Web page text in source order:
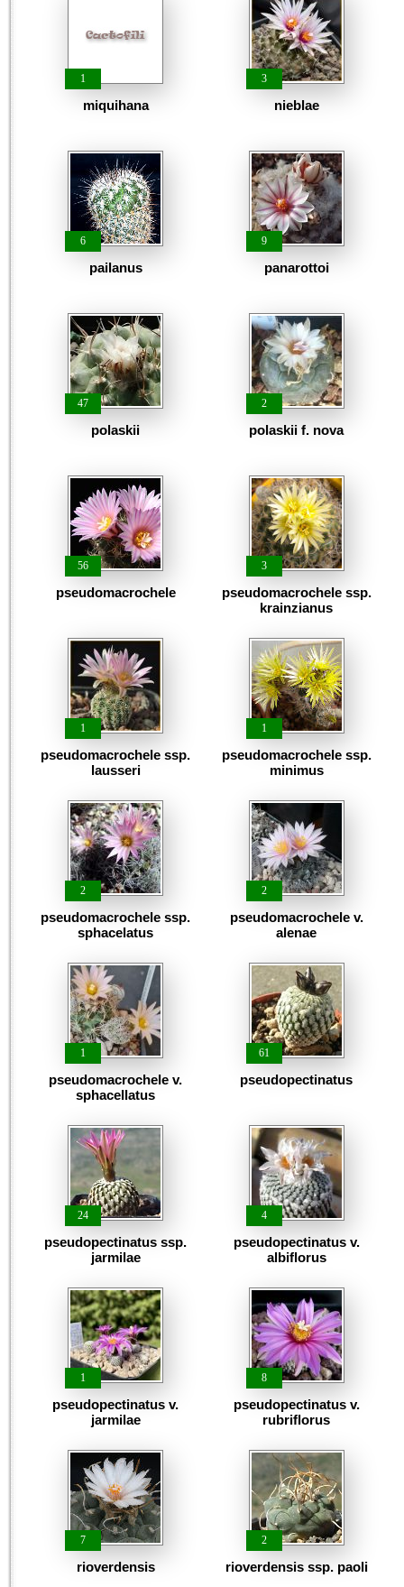
1
miquihana
3
nieblae
6
pailanus
9
panarottoi
47
polaskii
2
polaskii f. nova
56
pseudomacrochele
3
pseudomacrochele ssp.
krainzianus
1
pseudomacrochele ssp.
lausseri
1
pseudomacrochele ssp.
minimus
2
pseudomacrochele ssp.
sphacelatus
2
pseudomacrochele v.
alenae
1
pseudomacrochele v.
sphacellatus
61
pseudopectinatus
24
pseudopectinatus ssp.
jarmilae
4
pseudopectinatus v.
albiflorus
1
pseudopectinatus v.
jarmilae
8
pseudopectinatus v.
rubriflorus
7
rioverdensis
2
rioverdensis ssp. paoli